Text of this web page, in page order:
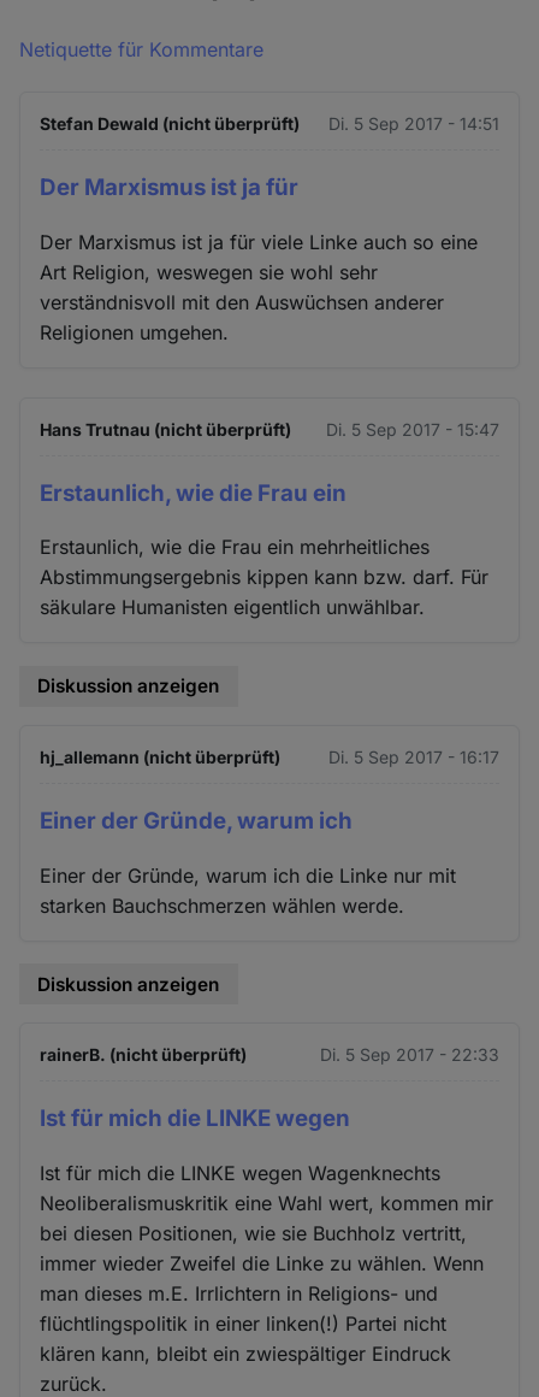
Netiquette für Kommentare
Stefan Dewald (nicht überprüft) Di. 5 Sep 2017 - 14:51
Der Marxismus ist ja für
Der Marxismus ist ja für viele Linke auch so eine
Art Religion, weswegen sie wohl sehr
verständnisvoll mit den Auswüchsen anderer
Religionen umgehen.
Hans Trutnau (nicht überprüft) Di. 5 Sep 2017 - 15:47
Erstaunlich, wie die Frau ein
Erstaunlich, wie die Frau ein mehrheitliches
Abstimmungsergebnis kippen kann bzw. darf. Für
säkulare Humanisten eigentlich unwählbar.
Diskussion anzeigen
hj_allemann (nicht überprüft) Di. 5 Sep 2017 - 16:17
Einer der Gründe, warum ich
Einer der Gründe, warum ich die Linke nur mit
starken Bauchschmerzen wählen werde.
Diskussion anzeigen
rainerB. (nicht überprüft) Di. 5 Sep 2017 - 22:33
Ist für mich die LINKE wegen
Ist für mich die LINKE wegen Wagenknechts
Neoliberalismuskritik eine Wahl wert, kommen mir
bei diesen Positionen, wie sie Buchholz vertritt,
immer wieder Zweifel die Linke zu wählen. Wenn
man dieses m.E. Irrlichtern in Religions- und
flüchtlingspolitik in einer linken(!) Partei nicht
klären kann, bleibt ein zwiespältiger Eindruck
zurück.